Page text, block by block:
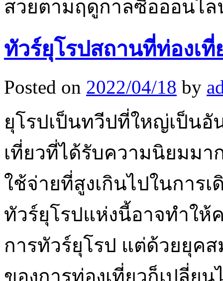
สวยตามฤดูกาลซื้อออนไ
ทัวร์ยุโรปสถานที่ท่องเ
Posted on 2022/04/18 by
ยุโรปเป็นทวีปที่ใหญ่เป็น
เที่ยวที่ได้รับความนิยมมา
ใช้จ่ายที่สูงเกินไปในการ
ทัวร์ยุโรปแห่งนี้อาจทำใ
การทัวร์ยุโรป แต่ด้วยยุค
ของการท่องเที่ยวก็เปลี่ย